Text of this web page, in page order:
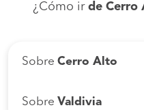
¿Cómo ir de Cerro
Sobre Cerro Alto
Sobre Valdivia